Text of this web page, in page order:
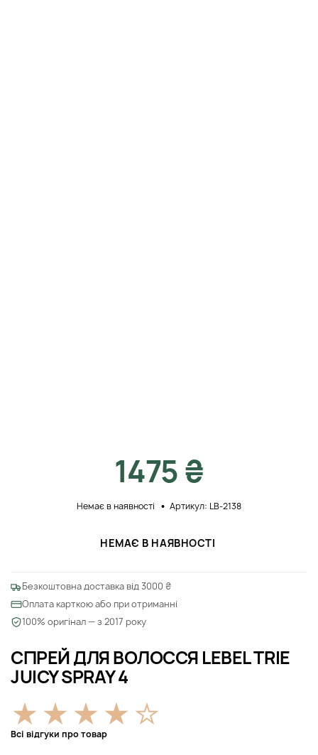
СПРЕЙ ДЛЯ ВОЛОССЯ LEBEL TRIE
JUICY SPRAY 4
Всі відгуки про товар
1475 ₴
Немає в наявності Артикул: LB-2138
НЕМАЄ В НАЯВНОСТІ
Безкоштовна доставка від 3000 ₴
Оплата карткою або при отриманні
100% оригінал — з 2017 року